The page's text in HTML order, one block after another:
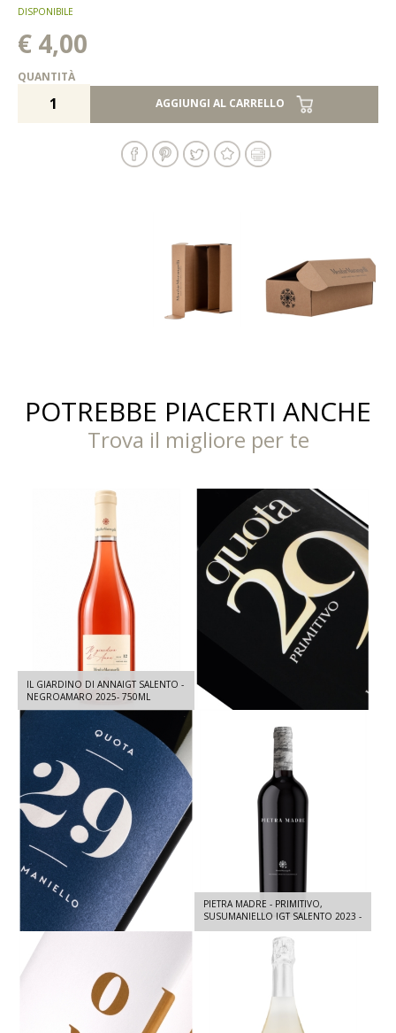
DISPONIBILE
€ 4,00
QUANTITÀ
AGGIUNGI AL CARRELLO
POTREBBE PIACERTI ANCHE
Trova il migliore per te
IL GIARDINO DI ANNAIGT SALENTO -
NEGROAMARO 2025- 750ML
2024 - 750 ML
QUOTA 29 - SUSUMANIELLO IGT
SALENTO - SUSUMANIELLO 2024 -
750 ML
PIETRA MADRE - PRIMITIVO,
SUSUMANIELLO IGT SALENTO 2023 -
750 ML